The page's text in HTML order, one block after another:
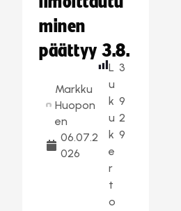
minen
päättyy 3.8.
Markku
Huopon
en
06.07.2
026
L
u
k
u
k
e
r
t
o
3
9
2
9